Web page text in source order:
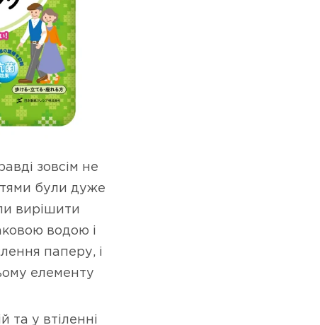
зовсім не
були дуже
вирішити
водою і
паперу, і
елементу
та у втіленні